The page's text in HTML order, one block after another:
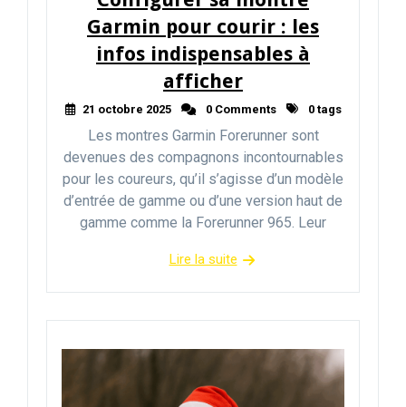
Garmin pour courir : les
infos indispensables à
afficher
21 octobre 2025 0 Comments 0 tags
Les montres Garmin Forerunner sont
devenues des compagnons incontournables
pour les coureurs, qu’il s’agisse d’un modèle
d’entrée de gamme ou d’une version haut de
gamme comme la Forerunner 965. Leur
Lire la suite